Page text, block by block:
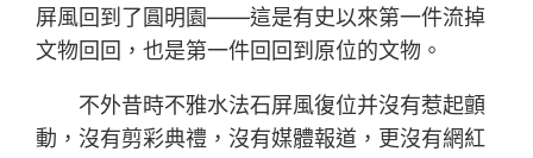
屏風回到了圓明園——這是有史以來第一件流掉
文物回回，也是第一件回回到原位的文物。
不外昔時不雅水法石屏風復位并沒有惹起顫
動，沒有剪彩典禮，沒有媒體報道，更沒有網紅